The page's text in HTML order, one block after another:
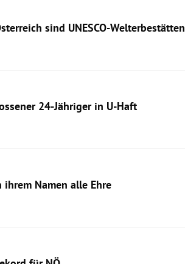
sind UNESCO-Welterbestätten
24-Jähriger in U-Haft
Namen alle Ehre